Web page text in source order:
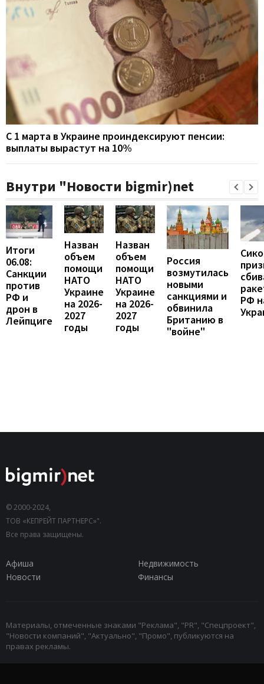
С 1 марта в Украине проиндексируют пенсии:
выплаты вырастут на 10%
Внутри "Новости bigmir)net
Итоги
06.08:
Санкции
против
РФ и
дрон в
Лейпциге
Назван
объем
помощи
НАТО
Украине
на 2026-
2027
годы
Назван
объем
помощи
НАТО
Украине
на 2026-
2027
годы
Россия
возмутилась
новыми
санкциями и
обвинила
Британию в
"войне"
РФ
© 2000-2024,
ТОВ «КЕПРЕЙТ ПАРТНЕРС»".
Все права защищены.
Афиша
Недвижимость
Новости
Финансы
Материалы, отмеченные знаками "Реклама", "PR", "Спецпроект",
"Новости компаний", "Актуально", "Промо", публикуются на
правах рекламы.